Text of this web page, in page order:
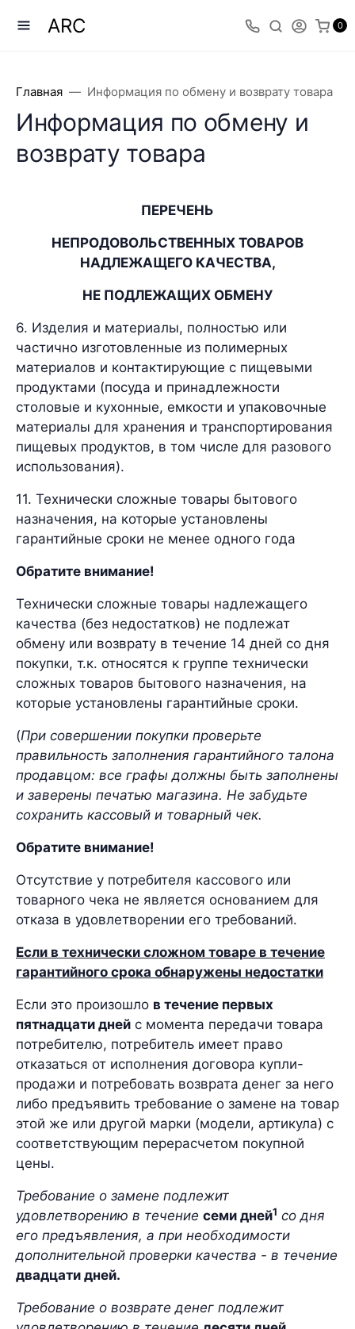
ARC 0
Главная Информация по обмену и возврату товара
Информация по обмену и
возврату товара
ПЕРЕЧЕНЬ
НЕПРОДОВОЛЬСТВЕННЫХ ТОВАРОВ
НАДЛЕЖАЩЕГО КАЧЕСТВА,
НЕ ПОДЛЕЖАЩИХ ОБМЕНУ
6. Изделия и материалы, полностью или
частично изготовленные из полимерных
материалов и контактирующие с пищевыми
продуктами (посуда и принадлежности
столовые и кухонные, емкости и упаковочные
материалы для хранения и транспортирования
пищевых продуктов, в том числе для разового
использования).
11. Технически сложные товары бытового
назначения, на которые установлены
гарантийные сроки не менее одного года
Обратите внимание!
Технически сложные товары надлежащего
качества (без недостатков) не подлежат
обмену или возврату в течение 14 дней со дня
покупки, т.к. относятся к группе технически
сложных товаров бытового назначения, на
которые установлены гарантийные сроки.
(При совершении покупки проверьте
правильность заполнения гарантийного талона
продавцом: все графы должны быть заполнены
и заверены печатью магазина. Не забудьте
сохранить кассовый и товарный чек.
Обратите внимание!
Отсутствие у потребителя кассового или
товарного чека не является основанием для
отказа в удовлетворении его требований.
Если в технически сложном товаре в течение
гарантийного срока обнаружены недостатки
Если это произошло в течение первых
пятнадцати дней с момента передачи товара
потребителю, потребитель имеет право
отказаться от исполнения договора купли-
продажи и потребовать возврата денег за него
либо предъявить требование о замене на товар
этой же или другой марки (модели, артикула) с
соответствующим перерасчетом покупной
цены.
Требование о замене подлежит
удовлетворению в течение семи дней1 со дня
его предъявления, а при необходимости
дополнительной проверки качества - в течение
двадцати дней.
Требование о возврате денег подлежит